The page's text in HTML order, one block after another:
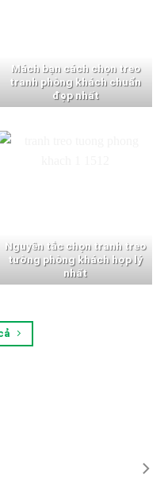
Mách bạn cách chọn treo
tranh phòng khách chuẩn
đẹp nhất
Nguyên tắc chọn tranh treo
tường phòng khách hợp lý
nhất